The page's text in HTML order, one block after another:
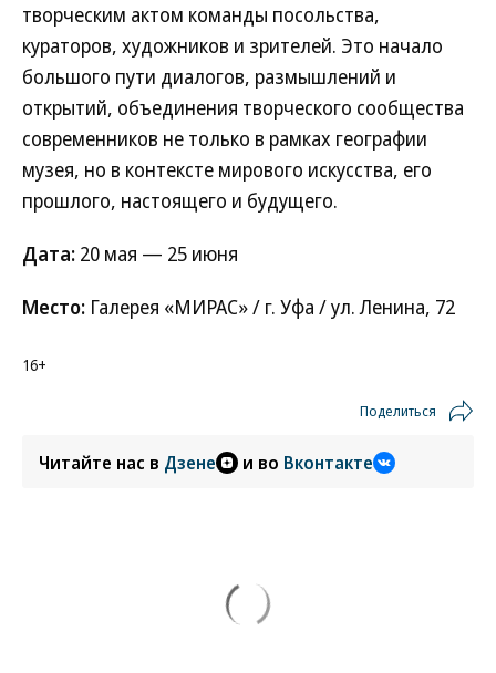
творческим актом команды посольства,
кураторов, художников и зрителей. Это начало
большого пути диалогов, размышлений и
открытий, объединения творческого сообщества
современников не только в рамках географии
музея, но в контексте мирового искусства, его
прошлого, настоящего и будущего.
Дата: 20 мая — 25 июня
Место: Галерея «МИРАС» / г. Уфа / ул. Ленина, 72
16+
Поделиться
Читайте нас в Дзене и во Вконтакте